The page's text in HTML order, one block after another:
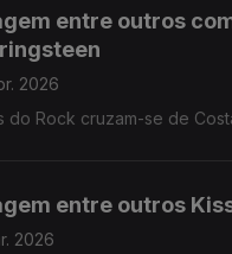
entre outros
2026
do Rock cruzam-se de
entre outros
2026